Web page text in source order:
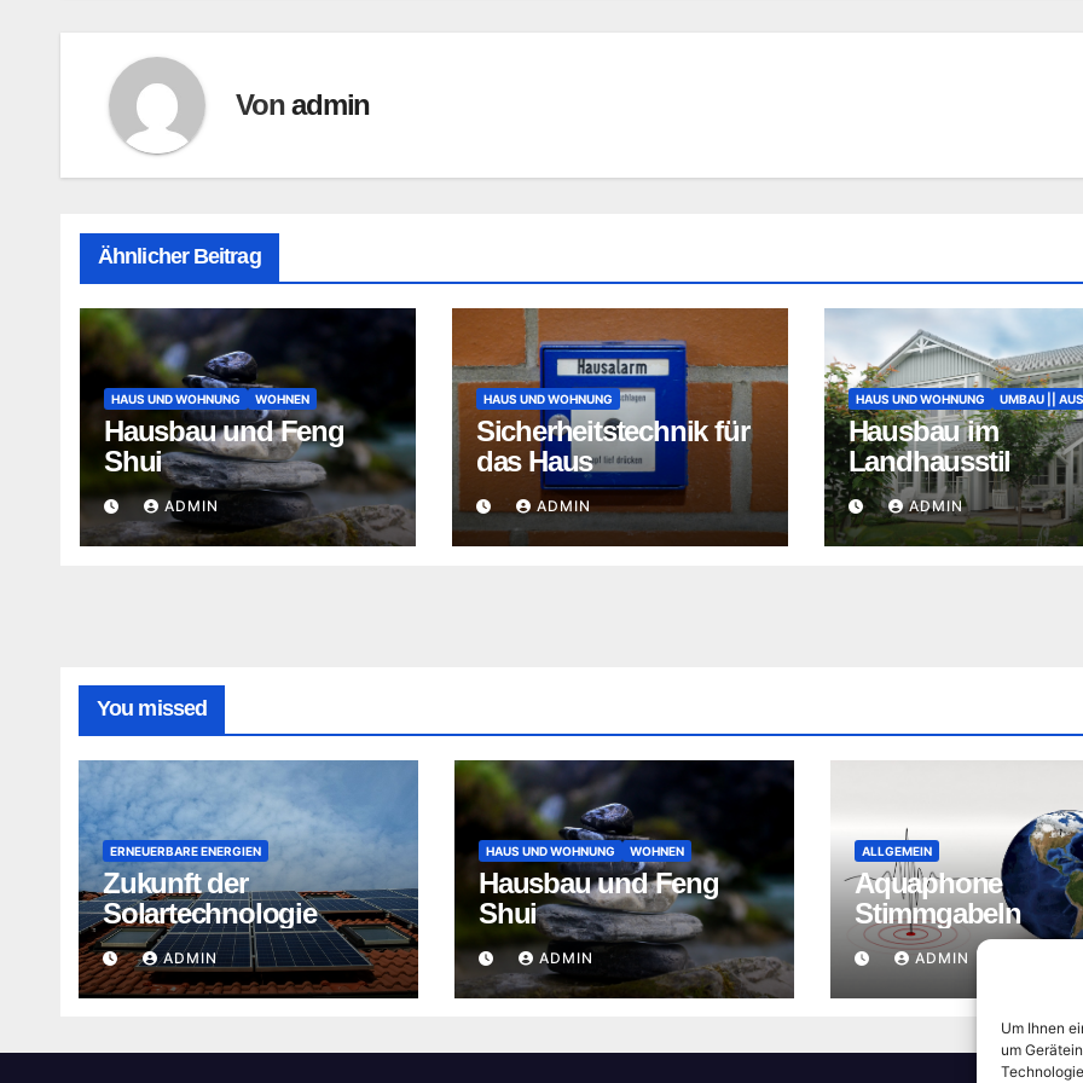
Um Ihnen
um
Vonadmin
Ähnlicher Beitrag
HAUS UND WOHNUNG WOHNEN
Hausbau und Feng
Shui
ADMIN
HAUS UND WOHNUNG
Sicherheitstechnik für
das Haus
ADMIN
HAUS UND WOHNUNG UMBAU ||
Hausbau im
Landhausstil
ADMIN
You missed
ERNEUERBARE ENERGIEN
Zukunft der
Solartechnologie
ADMIN
HAUS UND WOHNUNG WOHNEN
Hausbau und Feng
Shui
ADMIN
ALLGEMEIN
Aquaphone
Stimmgabeln
ADMIN